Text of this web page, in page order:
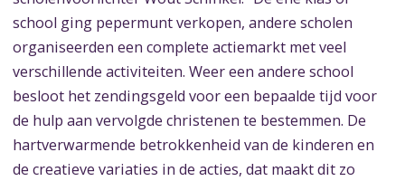
school ging pepermunt verkopen, andere scholen
organiseerden een complete actiemarkt met veel
verschillende activiteiten. Weer een andere school
besloot het zendingsgeld voor een bepaalde tijd voor
de hulp aan vervolgde christenen te bestemmen. De
hartverwarmende betrokkenheid van de kinderen en
de creatieve variaties in de acties, dat maakt dit zo